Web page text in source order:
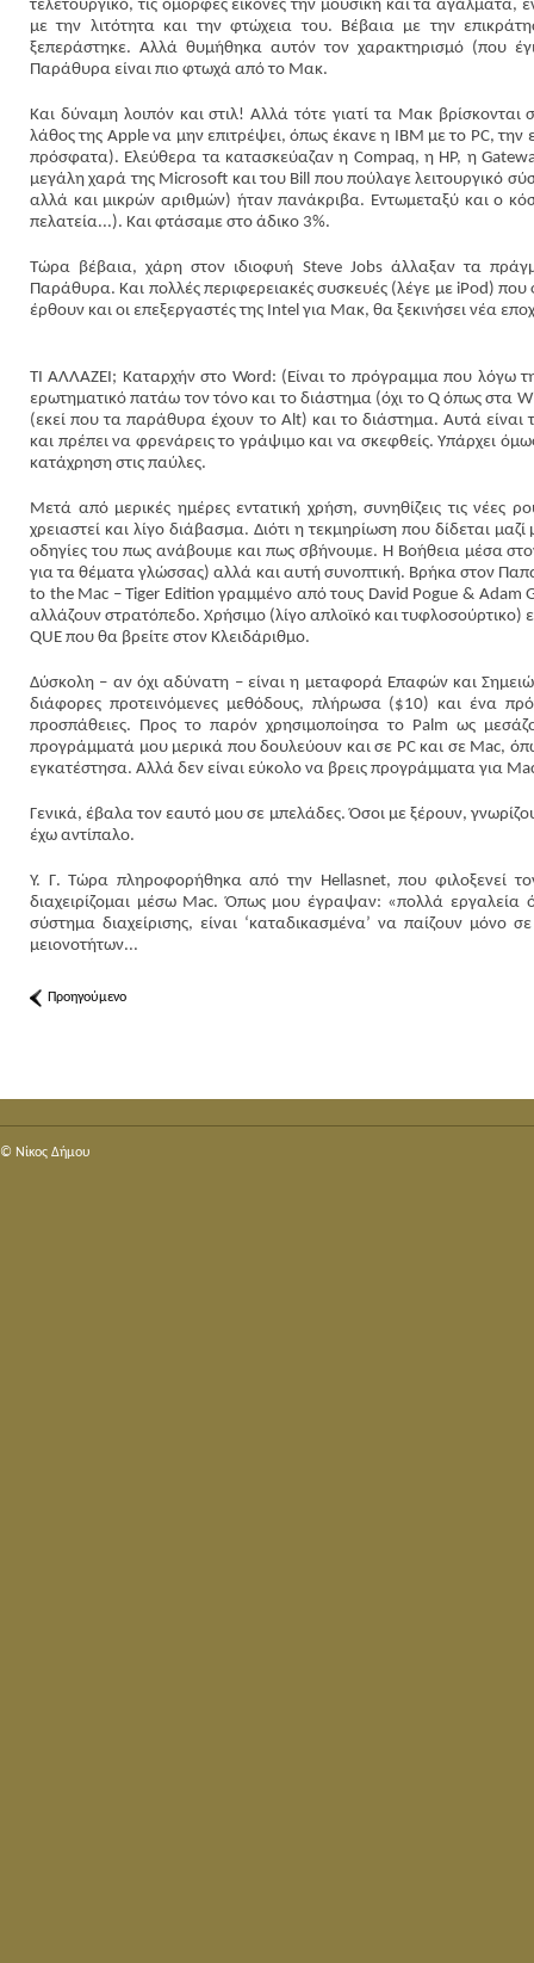
τελετουργικό, τις όμορφες εικόνες την μουσική και τα αγάλματα,
με την λιτότητα και την φτώχεια του. Βέβαια με την
ξεπεράστηκε. Αλλά θυμήθηκα αυτόν τον χαρακτηρισμό (που
Παράθυρα είναι πιο φτωχά από το Μακ.
Και δύναμη λοιπόν και στιλ! Αλλά τότε γιατί τα Μακ βρίσκονται
λάθος της Apple να μην επιτρέψει, όπως έκανε η IBM με το PC,
πρόσφατα). Ελεύθερα τα κατασκεύαζαν η Compaq, η HP, η
μεγάλη χαρά της Microsoft και του Bill που πούλαγε λειτουργικό
αλλά και μικρών αριθμών) ήταν πανάκριβα. Εντωμεταξύ και ο
πελατεία...). Και φτάσαμε στο άδικο 3%.
Τώρα βέβαια, χάρη στον ιδιοφυή Steve Jobs άλλαξαν τα
Παράθυρα. Και πολλές περιφερειακές συσκευές (λέγε με iPod)
έρθουν και οι επεξεργαστές της Intel για Μακ, θα ξεκινήσει νέα
ΤΙ ΑΛΛΑΖΕΙ; Καταρχήν στο Word: (Είναι το πρόγραμμα που λόγω
ερωτηματικό πατάω τον τόνο και το διάστημα (όχι το Q όπως στα
(εκεί που τα παράθυρα έχουν το Alt) και το διάστημα. Αυτά είναι
και πρέπει να φρενάρεις το γράψιμο και να σκεφθείς. Υπάρχει
κατάχρηση στις παύλες.
Μετά από μερικές ημέρες εντατική χρήση, συνηθίζεις τις νέες
χρειαστεί και λίγο διάβασμα. Διότι η τεκμηρίωση που δίδεται
οδηγίες του πως ανάβουμε και πως σβήνουμε. Η Βοήθεια μέσα
για τα θέματα γλώσσας) αλλά και αυτή συνοπτική. Βρήκα στον
to the Mac – Tiger Edition γραμμένο από τους David Pogue &
αλλάζουν στρατόπεδο. Χρήσιμο (λίγο απλοϊκό και τυφλοσούρτικο)
QUE που θα βρείτε στον Κλειδάριθμο.
Δύσκολη – αν όχι αδύνατη – είναι η μεταφορά Επαφών και
διάφορες προτεινόμενες μεθόδους, πλήρωσα ($10) και ένα
προσπάθειες. Προς το παρόν χρησιμοποίησα το Palm ως
προγράμματά μου μερικά που δουλεύουν και σε PC και σε Mac,
εγκατέστησα. Αλλά δεν είναι εύκολο να βρεις προγράμματα για
Γενικά, έβαλα τον εαυτό μου σε μπελάδες. Όσοι με ξέρουν,
έχω αντίπαλο.
Y. Γ. Τώρα πληροφορήθηκα από την Hellasnet, που φιλοξενεί
διαχειρίζομαι μέσω Mac. Όπως μου έγραψαν: «πολλά εργαλεία
σύστημα διαχείρισης, είναι ‘καταδικασμένα’ να παίζουν
μειονοτήτων...
Προηγούμενο
© Nίκος Δήμου